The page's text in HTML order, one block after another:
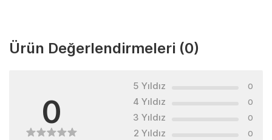
Ürün Değerlendirmeleri (0)
0
5 Yıldız 0
4 Yıldız 0
3 Yıldız 0
2 Yıldız 0